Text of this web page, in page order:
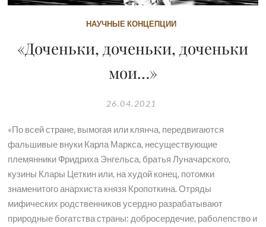
НАУЧНЫЕ КОНЦЕПЦИИ
«Доченьки, доченьки, доченьки
мои…»
26.04.2021
«По всей стране, вымогая или клянча, передвигаются
фальшивые внуки Карла Маркса, несуществующие
племянники Фридриха Энгельса, братья Луначарского,
кузины Клары Цеткин или, на худой конец, потомки
знаменитого анархиста князя Кропоткина. Отряды
мифических родственников усердно разрабатывают
природные богатства страны: добросердечие, раболепство и